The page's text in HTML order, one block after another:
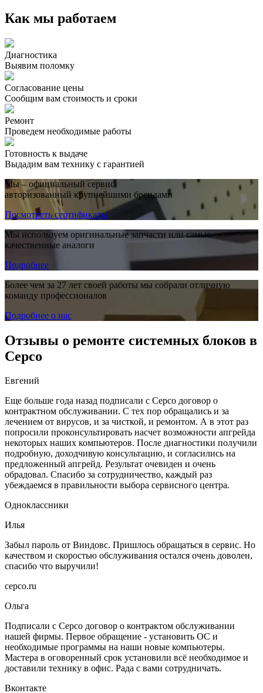
Как мы работаем
Диагностика
Выявим поломку
Согласование цены
Сообщим вам стоимость и сроки
Ремонт
Проведем необходимые работы
Готовность к выдаче
Выдадим вам технику с гарантией
Мы – официальный сервис,
авторизованный крупнейшими брендами
Посмотреть сертификаты
Мы используем оригинальные запчасти или самые
качественные аналоги
Подробнее
Более чем за 27 лет своей работы мы собрали отличную
команду профессионалов
Подробнее о нас
Отзывы о ремонте системных блоков в
Серсо
Евгений
Еще больше года назад подписали с Серсо договор о
контрактном обслуживании. С тех пор обращались и за
лечением от вирусов, и за чисткой, и ремонтом. А в этот раз
попросили проконсультировать насчет возможности апгрейда
некоторых наших компьютеров. После диагностики получили
подробную, доходчивую консультацию, и согласились на
предложенный апгрейд. Результат очевиден и очень
обрадовал. Спасибо за сотрудничество, каждый раз
убеждаемся в правильности выбора сервисного центра.
Одноклассники
Илья
Забыл пароль от Виндовс. Пришлось обращаться в сервис. Но
качеством и скоростью обслуживания остался очень доволен,
спасибо что выручили!
серсо.ru
Ольга
Подписали с Серсо договор о контрактом обслуживании
нашей фирмы. Первое обращение - установить ОС и
необходимые программы на наши новые компьютеры.
Мастера в оговоренный срок установили всё необходимое и
доставили технику в офис. Рада с вами сотрудничать.
Вконтакте